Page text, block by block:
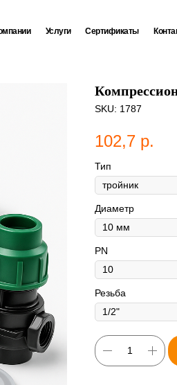
Сертификаты
Услуги
SKU: 1787
102,7 р.
Тип
Диаметр
PN
Резьба